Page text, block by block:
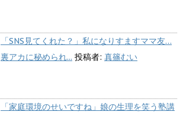
「SNS見てくれた？」私になりすますママ友…
裏アカに秘められ... 投稿者: 真篠むい
「家庭環境のせいですね」娘の生理を笑う塾講